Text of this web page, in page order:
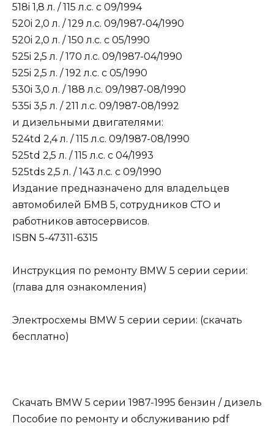
518i 1,8 л. / 115 л.с. c 09/1994
520i 2,0 л. / 129 л.с. 09/1987-04/1990
520i 2,0 л. / 150 л.с. c 05/1990
525i 2,5 л. / 170 л.с. 09/1987-04/1990
525i 2,5 л. / 192 л.с. c 05/1990
530i 3,0 л. / 188 л.с. 09/1987-08/1990
535i 3,5 л. / 211 л.с. 09/1987-08/1992
и дизельными двигателями:
524td 2,4 л. / 115 л.с. 09/1987-08/1990
525td 2,5 л. / 115 л.с. c 04/1993
525tds 2,5 л. / 143 л.с. с 09/1990
Издание предназначено для владельцев
автомобилей БМВ 5, сотрудников СТО и
работников автосервисов.
ISBN 5-47311-6315
Инструкция по ремонту BMW 5 серии серии:
(глава для ознакомления)
Электросхемы BMW 5 серии серии: (скачать
бесплатно)
Скачать BMW 5 серии 1987-1995 бензин / дизель
Пособие по ремонту и обслуживанию pdf